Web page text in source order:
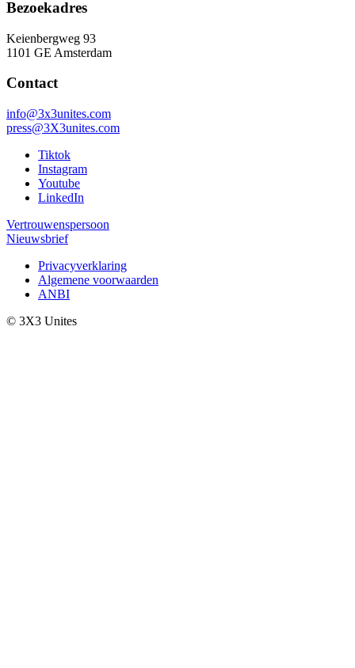
Bezoekadres
Keienbergweg 93
1101 GE Amsterdam
Contact
info@3x3unites.com
press@3X3unites.com
Tiktok
Instagram
Youtube
LinkedIn
Vertrouwenspersoon
Nieuwsbrief
Privacyverklaring
Algemene voorwaarden
ANBI
© 3X3 Unites